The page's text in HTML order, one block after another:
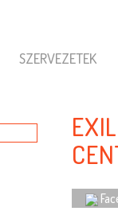
SZERVEZETEK